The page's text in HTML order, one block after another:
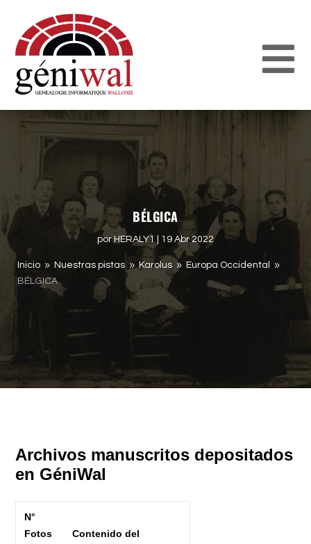
BÉLGICA
por HERALY1 19 Abr 2022
Inicio 9 Nuestras pistas 9 Karolus 9 Europa Occidental
9
BÉLGICA
Archivos manuscritos depositados
en GéniWal
N°
Fotos
Contenido del